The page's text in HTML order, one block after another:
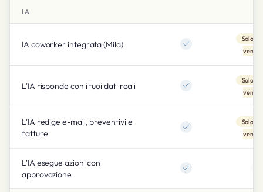
IA
IA coworker integrata (Mila)
Solo
L'IA risponde con i tuoi dati reali
Solo
L'IA redige e-mail, preventivi e
fatture
Solo
L'IA esegue azioni con
approvazione